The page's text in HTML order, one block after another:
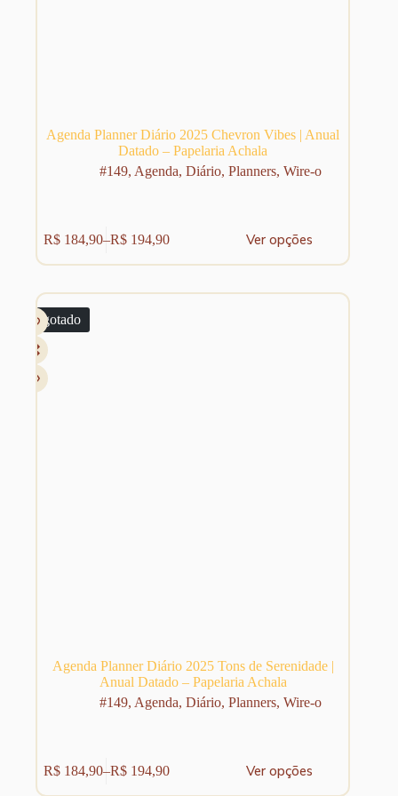
Agenda Planner Diário 2025 Chevron Vibes | Anual
Datado – Papelaria Achala
#149, Agenda,Diário,Planners,Wire-o
R$184,90–R$194,90
Faixa
de
R$ 184,90
Ver opções
produto
tem
variantes.
As
opções
podem
ser
escolhidas
Esgotado
Agenda Planner Diário 2025 Tons de Serenidade |
Anual Datado – Papelaria Achala
#149,Agenda,Diário,Planners,Wire-o
R$184,90–R$194,90
Faixa
Ver opções
produto
tem